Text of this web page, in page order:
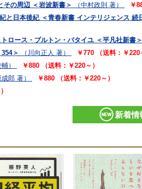
の周辺 ＜岩波新書＞
（中村政則 著）
￥
と日本後紀 ＜青春新書 インテリジェンス 続
ロース・ブルトン・バタイユ ＜平凡社新書＞
＞
（川向正人 著）
￥770 （送料：￥220
）
￥880 （送料：￥220～）
成郎 著）
￥880 （送料：￥220～）
新着情